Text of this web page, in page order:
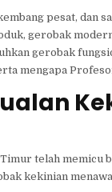
pesat, dan
gerobak
gerobak
mengapa
telah memicu
kekinian